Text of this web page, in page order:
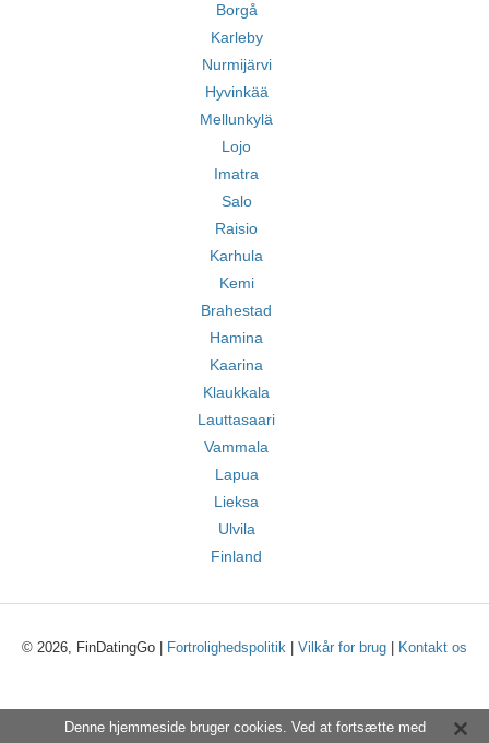
Borgå
Karleby
Nurmijärvi
Hyvinkää
Mellunkylä
Lojo
Imatra
Salo
Raisio
Karhula
Kemi
Brahestad
Hamina
Kaarina
Klaukkala
Lauttasaari
Vammala
Lapua
Lieksa
Ulvila
Finland
© 2026, FinDatingGo | Fortrolighedspolitik Vilkår for brug Kontakt os
Denne hjemmeside bruger cookies. Ved at fortsætte med